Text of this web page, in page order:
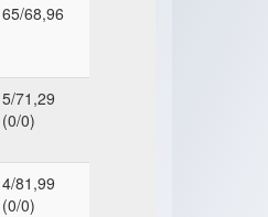
65/68,96
5/71,29
(0/0)
4/81,99
(0/0)